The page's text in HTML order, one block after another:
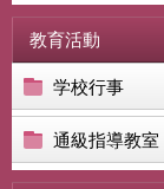
教育活動
学校行事
通級指導教室